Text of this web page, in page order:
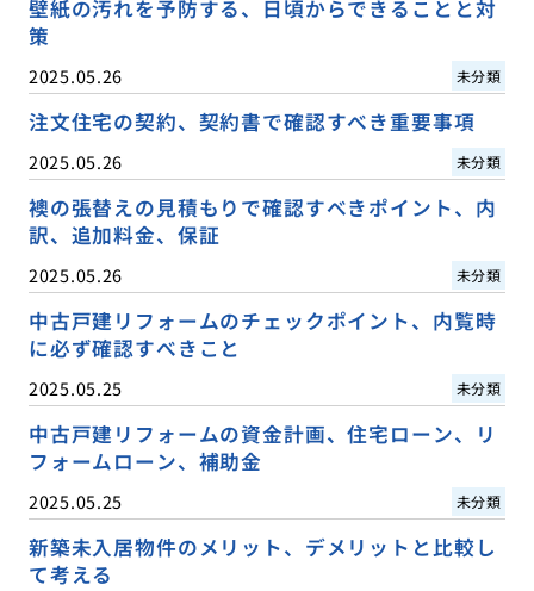
壁紙の汚れを予防する、日頃からできることと対
策
2025.05.26 未分類
注文住宅の契約、契約書で確認すべき重要事項
2025.05.26 未分類
襖の張替えの見積もりで確認すべきポイント、内
訳、追加料金、保証
2025.05.26 未分類
中古戸建リフォームのチェックポイント、内覧時
に必ず確認すべきこと
2025.05.25 未分類
中古戸建リフォームの資金計画、住宅ローン、リ
フォームローン、補助金
2025.05.25 未分類
新築未入居物件のメリット、デメリットと比較し
て考える